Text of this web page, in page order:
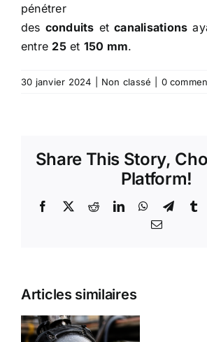
pénétrer
des conduits etcanalisations
entre 25et 150 mm.
30 janvier 2024 Non classé 0
Share This Story,
Platform!
Facebook
X RedditLinkedInWhatsApp
Email
Articles similaires